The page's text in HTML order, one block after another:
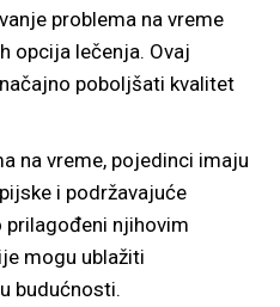
problema na vreme
opcija lečenja. Ovaj
poboljšati kvalitet
na vreme, pojedinci imaju
i podržavajuće
prilagođeni njihovim
mogu ublažiti
budućnosti.